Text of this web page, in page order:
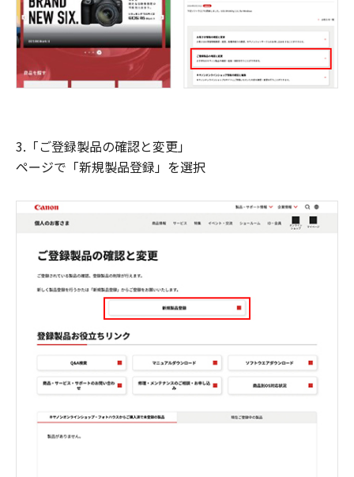
3.「ご登録製品の確認と変更」
ページで「新規製品登録」を選択